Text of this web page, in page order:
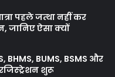
पहले जत्था नहीं कर
जानिए ऐसा क्यों
BHMS, BUMS, BSMS और
शुरू